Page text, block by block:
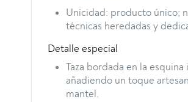
Unicidad: producto único;
técnicas heredadas y
Detalle especial
Taza bordada en la
añadiendo un toque
mantel.